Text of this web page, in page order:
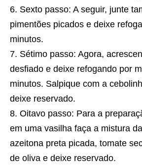
Sexto passo: A seguir, junte
pimentões picados e deixe
minutos.
Sétimo passo: Agora,
desfiado e deixe refogando por
minutos. Salpique com a
deixe reservado.
Oitavo passo: Para a
em uma vasilha faça a mistura
azeitona preta picada, tomate
de oliva e deixe reservado.